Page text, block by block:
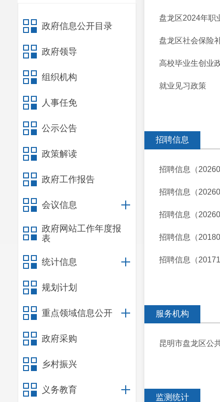
政府信息公开目录
政府领导
组织机构
人事任免
公示公告
政策解读
政府工作报告
会议信息
政府网站工作年度报
表
统计信息
规划计划
重点领域信息公开
政府采购
乡村振兴
义务教育
盘龙区2024年职
盘龙区社会保险
高校毕业生创业
就业见习政策
招聘信息
招聘信息（
招聘信息（
招聘信息（
招聘信息（
招聘信息（
服务机构
昆明市盘龙区公
监测统计